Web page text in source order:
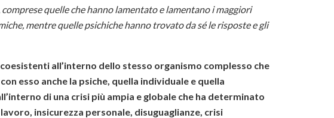
quelle che hanno lamentato e lamentano i maggiori
mentre quelle psichiche hanno trovato da sé le risposte e gli
all’interno dello stesso organismo complesso che
esso anche la psiche, quella individuale e quella
di una crisi più ampia e globale che ha determinato
insicurezza personale, disuguaglianze, crisi